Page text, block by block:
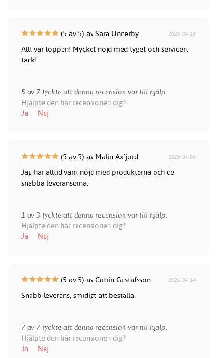
(5 av 5) av Sara Unnerby 2026-04-10
Allt var toppen! Mycket nöjd med tyget och servicen.
tack!
5 av 7 tyckte att denna recension var till hjälp.
Hjälpte den här recensionen dig?
Ja
Nej
(5 av 5) av Malin Axfjord 2026-04-06
Jag har alltid varit nöjd med produkterna och de
snabba leveranserna.
1 av 3 tyckte att denna recension var till hjälp.
Hjälpte den här recensionen dig?
Ja
Nej
(5 av 5) av Catrin Gustafsson 2026-04-14
Snabb leverans, smidigt att beställa.
7 av 7 tyckte att denna recension var till hjälp.
Hjälpte den här recensionen dig?
Ja
Nej